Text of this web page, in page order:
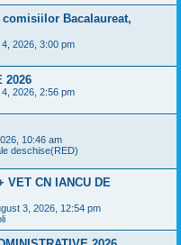
Bacalaureat,
2026, 3:00 pm
2026
2026, 2:56 pm
10:46 am
deschise(RED)
VET CN IANCU DE
3, 2026, 12:54 pm